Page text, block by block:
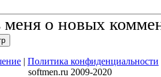
меня о новых
| Политика конфиденциальности
softmen.ru 2009-2020